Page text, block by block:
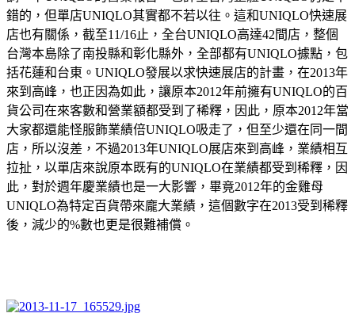
錯的，但單店UNIQLO其實都不若以往。這和UNIQLO快速展
店也有關係，截至11/16止，全台UNIQLO高達42間店，整個
台灣本島除了南投縣和彰化縣外，全部都有UNIQLO據點，包
括花蓮和台東。 UNIQLO發展以求快速展店的計畫，在2013年
來到高峰，也正因為如此，讓原本2012年前擁有UNIQLO的百
貨公司在來客數和營業額都受到了稀釋，因此，原本2012年當
大家都還能怪服飾業績倍UNIQLO吸走了，但至少還在同一間
店，所以沒差，不過2013年UNIQLO展店來到高峰，業績相互
拉扯，以單店來說原本既有的UNIQLO在業績都受到稀釋，因
此，對於週年慶業績也是一大影響，畢竟2012年的金雞母
UNIQLO為特定百貨帶來龐大業績，這個數字在2013受到稀釋
後，減少的%數也更是很難補償。